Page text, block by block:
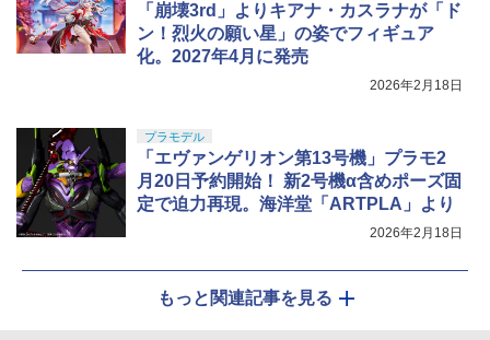
「崩壊3rd」よりキアナ・カスラナが「ド
ン！烈火の願い星」の姿でフィギュア
化。2027年4月に発売
2026年2月18日
プラモデル
「エヴァンゲリオン第13号機」プラモ2
月20日予約開始！ 新2号機α含めポーズ固
定で迫力再現。海洋堂「ARTPLA」より
2026年2月18日
もっと関連記事を見る